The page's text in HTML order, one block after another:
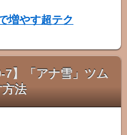
増やす超テク
7】「アナ雪」ツム
法